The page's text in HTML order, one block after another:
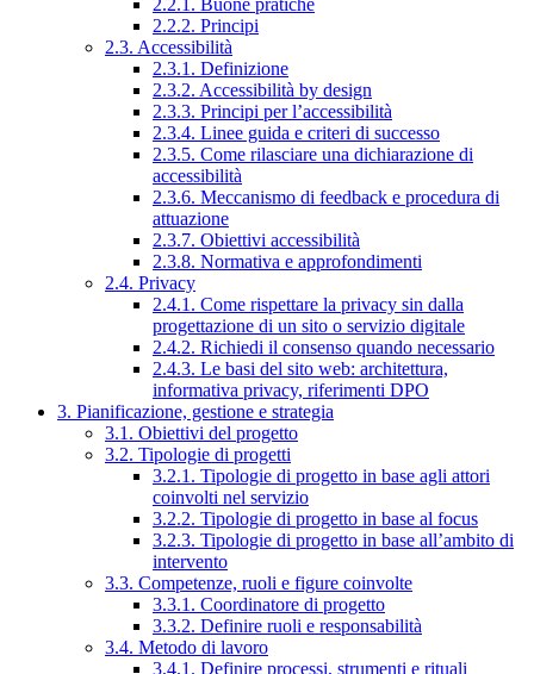
2.2.1. Buone pratiche
2.2.2. Principi
2.3. Accessibilità
2.3.1. Definizione
2.3.2. Accessibilità by design
2.3.3. Principi per l’accessibilità
2.3.4. Linee guida e criteri di successo
2.3.5. Come rilasciare una dichiarazione di
accessibilità
2.3.6. Meccanismo di feedback e procedura di
attuazione
2.3.7. Obiettivi accessibilità
2.3.8. Normativa e approfondimenti
2.4. Privacy
2.4.1. Come rispettare la privacy sin dalla
progettazione di un sito o servizio digitale
2.4.2. Richiedi il consenso quando necessario
2.4.3. Le basi del sito web: architettura,
informativa privacy, riferimenti DPO
3. Pianificazione, gestione e strategia
3.1. Obiettivi del progetto
3.2. Tipologie di progetti
3.2.1. Tipologie di progetto in base agli attori
coinvolti nel servizio
3.2.2. Tipologie di progetto in base al focus
3.2.3. Tipologie di progetto in base all’ambito di
intervento
3.3. Competenze, ruoli e figure coinvolte
3.3.1. Coordinatore di progetto
3.3.2. Definire ruoli e responsabilità
3.4. Metodo di lavoro
3.4.1. Definire processi, strumenti e rituali